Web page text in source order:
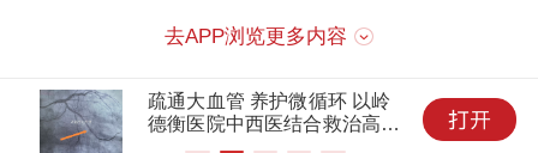
去APP浏览更多内容
疏通大血管 养护微循环 以岭
德衡医院中西医结合救治高危
心脑共病患者